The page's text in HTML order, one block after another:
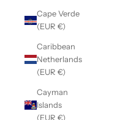
Cape Verde
(EUR €)
Caribbean
Netherlands
(EUR €)
Cayman
Islands
(EUR €)